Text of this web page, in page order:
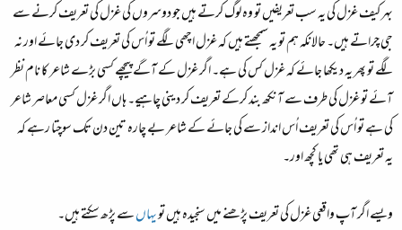
بہر کیف غزل کی یہ سب تعریفیں تو وہ لوگ کرتے ہیں جو دوسروں کی غزل کی تعریف کرنے سے
جی چراتے ہیں۔ حالانکہ ہم تو یہ سمجھتے ہیں کہ غزل اچھی لگے تو اُس کی تعریف کر دی جائے اور نہ
لگے تو پھر یہ دیکھا جائے کہ غزل کس کی ہے۔ اگر غزل کے آگے پیچھے کسی بڑے شاعر کا نام نظر
آئے تو غزل کی طرف سے آنکھ بند کرکے تعریف کر دینی چاہیے۔ ہاں اگر غزل کسی معاصر شاعر
کی ہے تو اُس کی تعریف اُس انداز سے کی جائے کے شاعر بے چارہ تین دن تک سوچتا رہے کہ
یہ تعریف ہی تھی یا کچھ اور۔
ویسے اگر آپ واقعی غزل کی تعریف پڑھنے میں سنجیدہ ہیں تویہاںسے پڑھ سکتے ہیں۔